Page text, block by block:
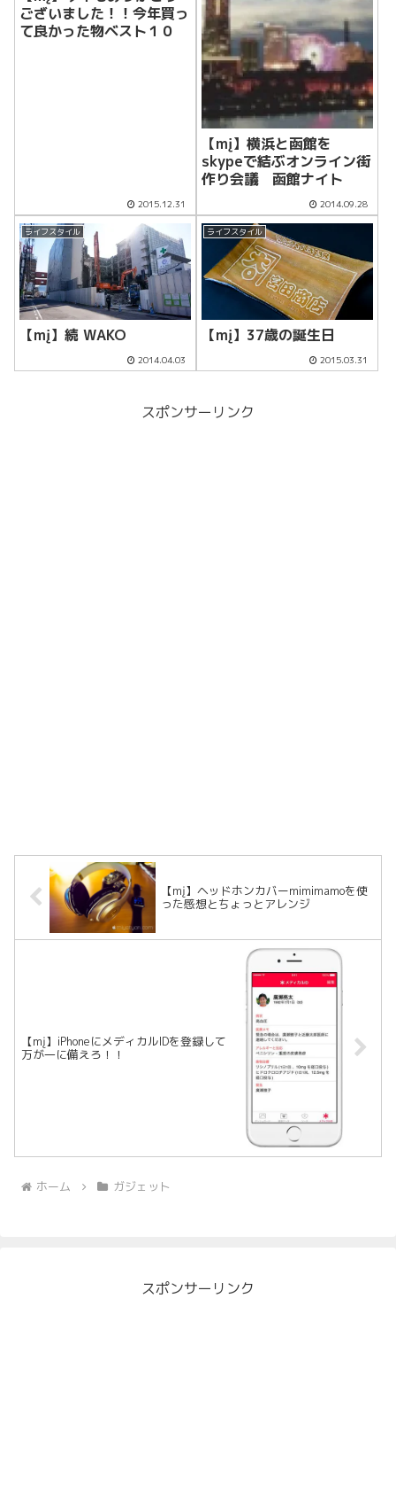
ございました！！今年買っ
て良かった物ベスト１０
2015.12.31
【mį】横浜と函館を
skypeで結ぶオンライン街
作り会議 函館ナイト
2014.09.28
ライフスタイル
【mį】続 WAKO
2014.04.03
ライフスタイル
【mį】37歳の誕生日
2015.03.31
スポンサーリンク
【mį】ヘッドホンカバーmimimamoを使
った感想とちょっとアレンジ
【mį】iPhoneにメディカルIDを登録して
万が一に備えろ！！
ホーム ガジェット
スポンサーリンク